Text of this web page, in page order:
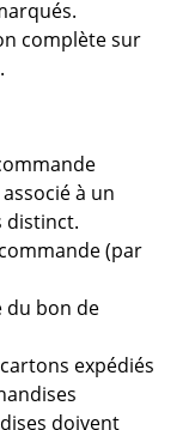
complète sur
à un
distinct.
(par
du bon de
expédiés
doivent